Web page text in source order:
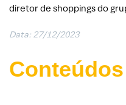
diretor de shoppings do
Data: 27/12/2023